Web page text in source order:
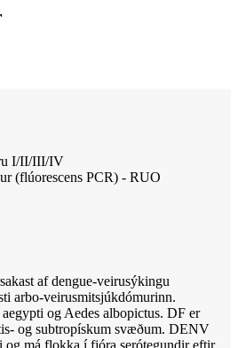
I/II/III/IV
(flúorescens PCR) - RUO
af dengue-veirusýkingu
arbo-veirusmitsjúkdómurinn.
og Aedes albopictus. DF er
og subtropískum svæðum. DENV
má flokka í fjóra serótegundir eftir